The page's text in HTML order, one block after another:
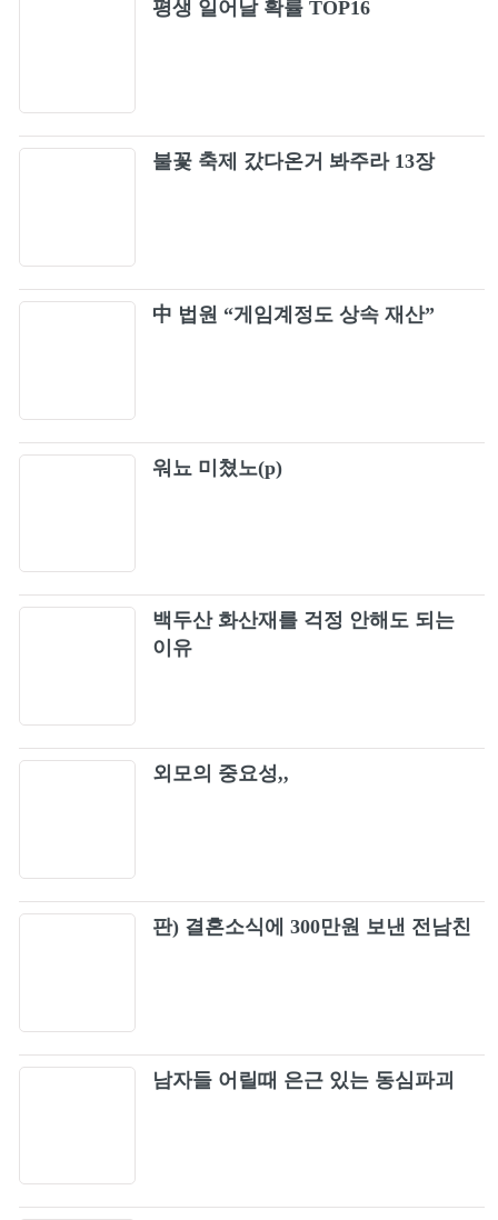
평생 일어날 확률 TOP16
불꽃 축제 갔다온거 봐주라 13장
中 법원 “게임계정도 상속 재산”
워뇨 미쳤노(p)
백두산 화산재를 걱정 안해도 되는
이유
외모의 중요성,,
판) 결혼소식에 300만원 보낸 전남친
남자들 어릴때 은근 있는 동심파괴